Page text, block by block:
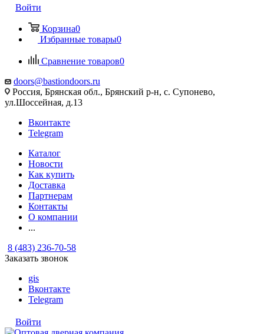
Войти
Корзина0
Избранные товары0
Сравнение товаров0
doors@bastiondoors.ru
Россия, Брянская обл., Брянский р-н, с. Супонево,
ул.Шоссейная, д.13
Вконтакте
Telegram
Каталог
Новости
Как купить
Доставка
Партнерам
Контакты
О компании
...
8 (483) 236-70-58
Заказать звонок
gis
Вконтакте
Telegram
Войти